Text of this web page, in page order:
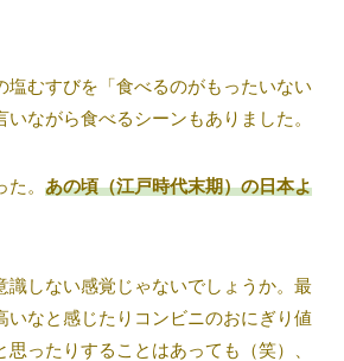
塩むすびを「食べるのがもったいない
いながら食べるシーンもありました。
。 あの頃（江戸時代末期）の日本よ
識しない感覚じゃないでしょうか。最
いなと感じたりコンビニのおにぎり値
ったりすることはあっても（笑）、